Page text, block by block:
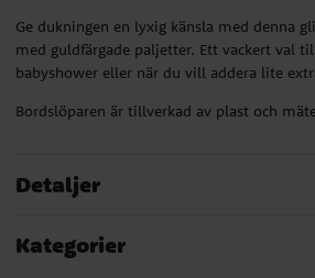
Ge dukningen en lyxig känsla med denna
med guldfärgade paljetter. Ett vackert val
babyshower eller när du vill addera lite
Bordslöparen är tillverkad av plast och
Detaljer
Kategorier